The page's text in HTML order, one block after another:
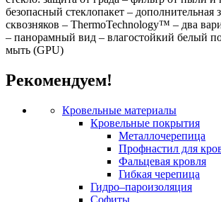
безопасный стеклопакет – дополнительная
сквозняков – ThermoTechnology™ – два
– панорамный вид – влагостойкий белый
мыть (GPU)
Рекомендуем!
Кровельные материалы
Кровельные покрытия
Металлочерепица
Профнастил для
Фальцевая кровля
Гибкая черепица
Гидро–пароизоляция